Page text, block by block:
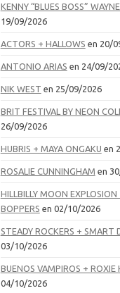
KENNY “BLUES BOSS”
19/09/2026
ACTORS + HALLOWS en 20/
ANTONIO ARIAS en 24/09/
NIK WEST en 25/09/2026
BRIT FESTIVAL BY NEON
26/09/2026
HUBRIS + MAYA ONGAKU en
ROSALIE CUNNINGHAM en
HILLBILLY MOON EXPLOSION
BOPPERS en 02/10/2026
STEADY ROCKERS + SMART
03/10/2026
BUENOS VAMPIROS + ROXIE
04/10/2026